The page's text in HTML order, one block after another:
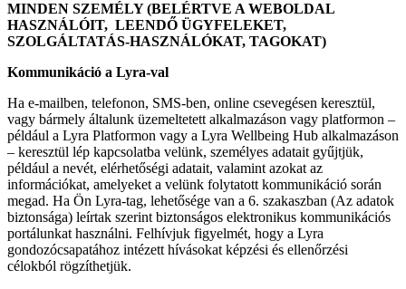
MINDEN SZEMÉLY (BELÉRTVE A WEBOLDAL
HASZNÁLÓIT, LEENDŐ ÜGYFELEKET,
SZOLGÁLTATÁS-HASZNÁLÓKAT, TAGOKAT)
Kommunikáció a Lyra-val
Ha e-mailben, telefonon, SMS-ben, online csevegésen keresztül,
vagy bármely általunk üzemeltetett alkalmazáson vagy platformon –
például a Lyra Platformon vagy a Lyra Wellbeing Hub alkalmazáson
– keresztül lép kapcsolatba velünk, személyes adatait gyűjtjük,
például a nevét, elérhetőségi adatait, valamint azokat az
információkat, amelyeket a velünk folytatott kommunikáció során
megad. Ha Ön Lyra-tag, lehetősége van a 6. szakaszban (Az adatok
biztonsága) leírtak szerint biztonságos elektronikus kommunikációs
portálunkat használni. Felhívjuk figyelmét, hogy a Lyra
gondozócsapatához intézett hívásokat képzési és ellenőrzési
célokból rögzíthetjük.